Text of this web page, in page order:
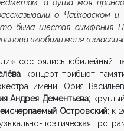
а душа моя
о Чайковском
была шестая симфония
влюбили меня в
состоялись юбилейный
; концерт-трибьют
имени Юрия
Андрея Дементьева;
Островский: к
поэтическая